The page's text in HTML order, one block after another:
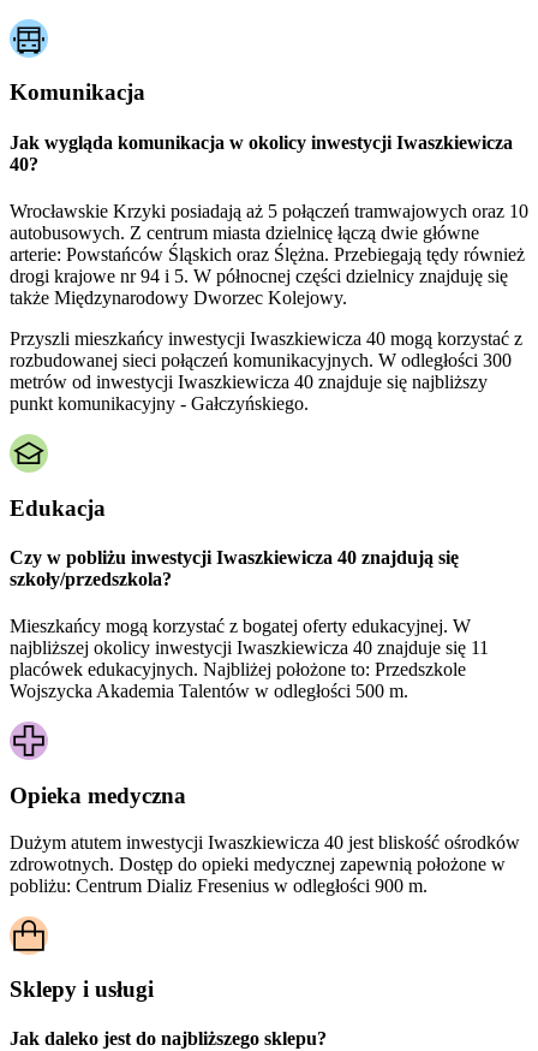
Komunikacja
Jak wygląda komunikacja w okolicy inwestycji Iwaszkiewicza
40?
Wrocławskie Krzyki posiadają aż 5 połączeń tramwajowych oraz 10
autobusowych. Z centrum miasta dzielnicę łączą dwie główne
arterie: Powstańców Śląskich oraz Ślężna. Przebiegają tędy również
drogi krajowe nr 94 i 5. W północnej części dzielnicy znajduję się
także Międzynarodowy Dworzec Kolejowy.
Przyszli mieszkańcy inwestycji Iwaszkiewicza 40 mogą korzystać z
rozbudowanej sieci połączeń komunikacyjnych. W odległości 300
metrów od inwestycji Iwaszkiewicza 40 znajduje się najbliższy
punkt komunikacyjny - Gałczyńskiego.
Edukacja
Czy w pobliżu inwestycji Iwaszkiewicza 40 znajdują się
szkoły/przedszkola?
Mieszkańcy mogą korzystać z bogatej oferty edukacyjnej. W
najbliższej okolicy inwestycji Iwaszkiewicza 40 znajduje się 11
placówek edukacyjnych. Najbliżej położone to: Przedszkole
Wojszycka Akademia Talentów w odległości 500 m.
Opieka medyczna
Dużym atutem inwestycji Iwaszkiewicza 40 jest bliskość ośrodków
zdrowotnych. Dostęp do opieki medycznej zapewnią położone w
pobliżu: Centrum Dializ Fresenius w odległości 900 m.
Sklepy i usługi
Jak daleko jest do najbliższego sklepu?